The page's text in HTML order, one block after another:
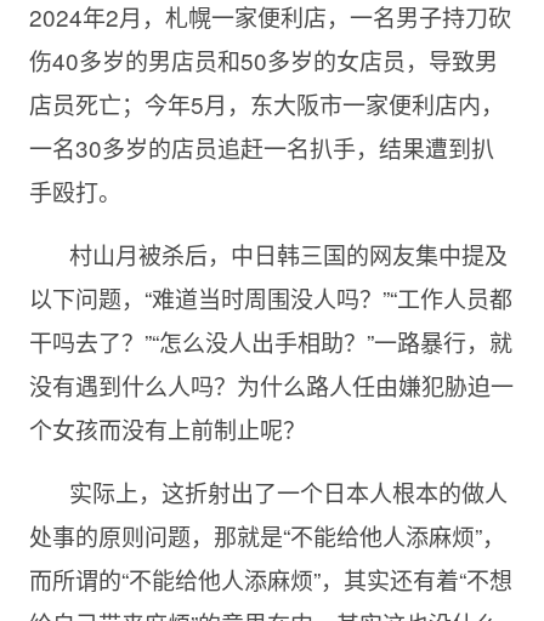
2024年2月，札幌一家便利店，一名男子持刀砍
伤40多岁的男店员和50多岁的女店员，导致男
店员死亡；今年5月，东大阪市一家便利店内，
一名30多岁的店员追赶一名扒手，结果遭到扒
手殴打。
村山月被杀后，中日韩三国的网友集中提及
以下问题，“难道当时周围没人吗？”“工作人员都
干吗去了？”“怎么没人出手相助？”一路暴行，就
没有遇到什么人吗？为什么路人任由嫌犯胁迫一
个女孩而没有上前制止呢？
实际上，这折射出了一个日本人根本的做人
处事的原则问题，那就是“不能给他人添麻烦”，
而所谓的“不能给他人添麻烦”，其实还有着“不想